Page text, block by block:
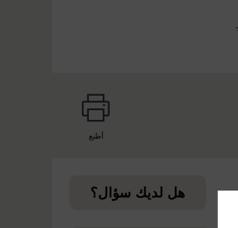
أطبع
هل لديك سؤال؟